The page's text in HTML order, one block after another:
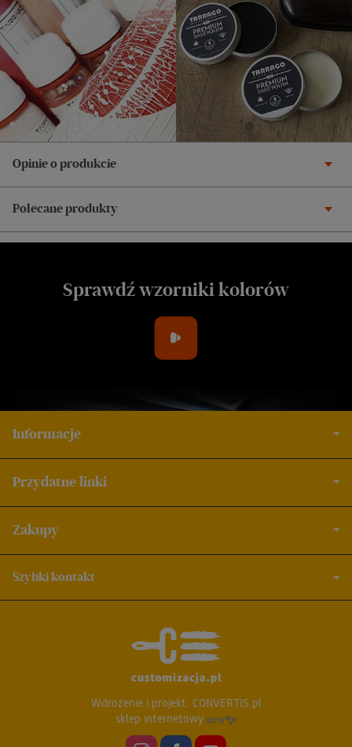
Opinie o produkcie
Polecane produkty
Sprawdź wzorniki kolorów
Informacje
Przydatne linki
Zakupy
Szybki kontakt
Wdrożenie i projekt: CONVERTIS.pl
sklep internetowy